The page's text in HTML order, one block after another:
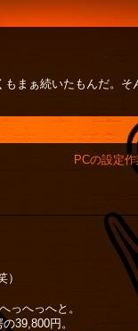
まぁ続いたもんだ。
PCの設定
っへっへと。
39,800円。